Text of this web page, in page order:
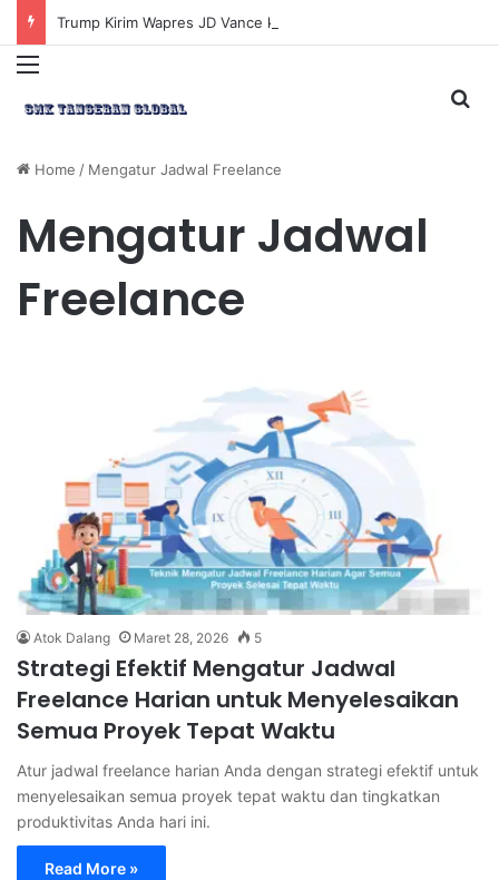
Menu
Home / Mengatur Jadwal Freelance
Mengatur Jadwal
Freelance
Atok Dalang Maret 28, 2026 5
Strategi Efektif Mengatur Jadwal
Freelance Harian untuk Menyelesaikan
Semua Proyek Tepat Waktu
Atur jadwal freelance harian Anda dengan strategi efektif untuk
menyelesaikan semua proyek tepat waktu dan tingkatkan
produktivitas Anda hari ini.
Read More »